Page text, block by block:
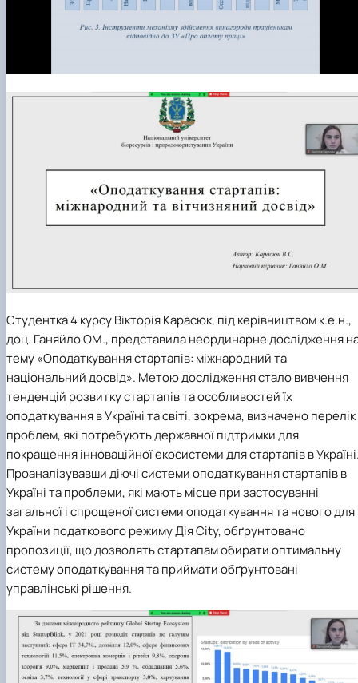
Студентка 4 курсу Вікторія Карасюк, під керівництвом к.е.н.,
доц. Ганяйло ОМ., представила неординарне дослідження
тему «Оподаткування стартапів: міжнародний та
національний досвід». Метою дослідження стало вивчення
тенденцій розвитку стартапів та особливостей їх
оподаткування в Україні та світі, зокрема, визначено перелік
проблем, які потребують державної підтримки для
покращення інноваційної екосистеми для стартапів в
Проаналізувавши діючі системи оподаткування стартапів в
Україні та проблеми, які мають місце при застосуванні
загальної і спрощеної системи оподаткування та нового для
України податкового режиму Дія Сіty, обґрунтовано
пропозиції, що дозволять стартапам обирати оптимальну
систему оподаткування та приймати обґрунтовані
управлінські рішення.